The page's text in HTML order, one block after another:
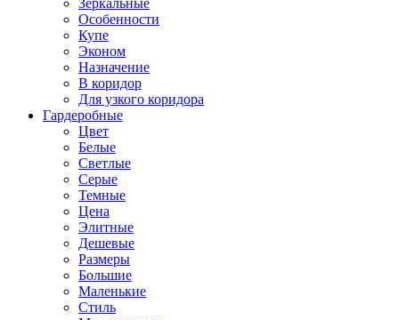
Зеркальные
Особенности
Купе
Эконом
Назначение
В коридор
Для узкого коридора
Гардеробные
Цвет
Белые
Светлые
Серые
Темные
Цена
Элитные
Дешевые
Размеры
Большие
Маленькие
Стиль